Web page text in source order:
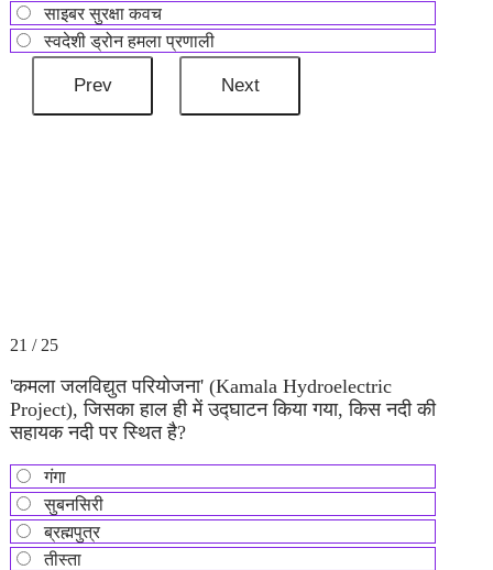
साइबर सुरक्षा कवच
स्वदेशी ड्रोन हमला प्रणाली
21 / 25
'कमला जलविद्युत परियोजना' (Kamala Hydroelectric
Project), जिसका हाल ही में उद्घाटन किया गया, किस नदी की
सहायक नदी पर स्थित है?
गंगा
सुबनसिरी
ब्रह्मपुत्र
तीस्ता